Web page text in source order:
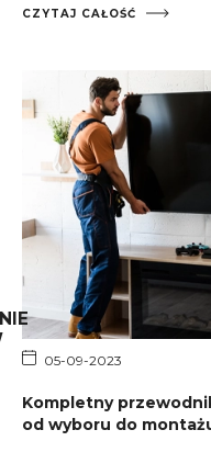
wolne do
Twoich potrzeb.
CZYTAJ CAŁOŚĆ
05-09-2023
Kompletny
od wyboru do